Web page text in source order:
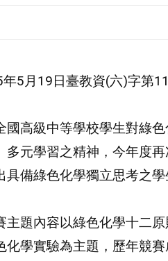
5月19日臺教資(六)字第
國高級中等學校學生對綠
多元學習之精神，今年度
具備綠色化學獨立思考之學
主題內容以綠色化學十二
化學實驗為主題，歷年競